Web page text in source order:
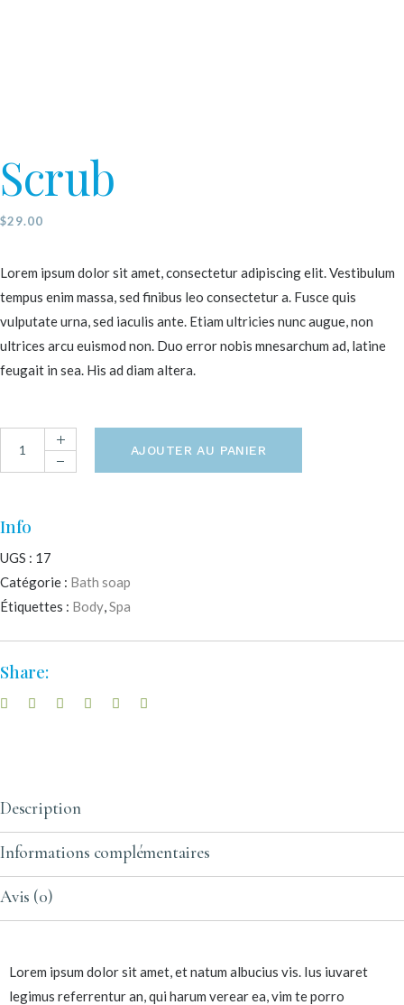
Scrub
$29.00
Lorem ipsum dolor sit amet, consectetur adipiscing elit. Vestibulum
tempus enim massa, sed finibus leo consectetur a. Fusce quis
vulputate urna, sed iaculis ante. Etiam ultricies nunc augue, non
ultrices arcu euismod non. Duo error nobis mnesarchum ad, latine
feugait in sea. His ad diam altera.
AJOUTER AU PANIER
Info
UGS : 17
Catégorie : Bath soap
Étiquettes : Body,Spa
Share:
Description
Informations complémentaires
Avis (0)
Lorem ipsum dolor sit amet, et natum albucius vis. Ius iuvaret
legimus referrentur an, qui harum verear ea, vim te porro